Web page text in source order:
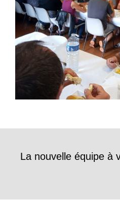
La nouvelle équipe à